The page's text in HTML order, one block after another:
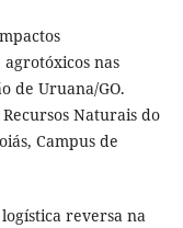
nas
de Uruana/GO.
Naturais do
Campus de
logística reversa na